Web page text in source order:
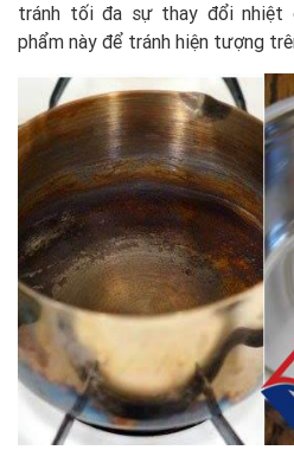
tránh tối đa sự thay đổi nhiệt
phẩm này để tránh hiện tượng